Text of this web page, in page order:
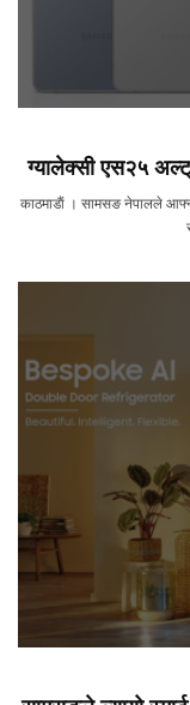
ग्यालेक्सी एस२५
काठमाडाैं । सामसङ नेपालले